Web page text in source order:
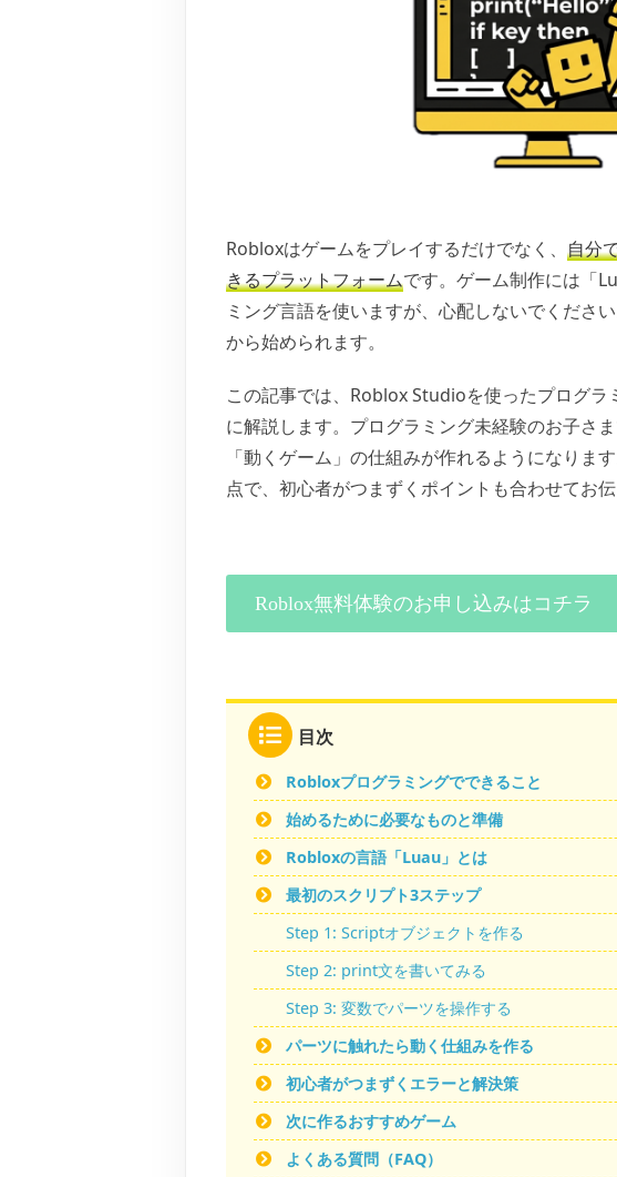
Robloxはゲームをプレイするだけでなく、 自分
きるプラットフォームです。ゲーム制作には「
ミング言語を使いますが、心配しないでくださ
から始められます。
この記事では、Roblox Studioを使ったプログラ
に解説します。プログラミング未経験のお子さ
「動くゲーム」の仕組みが作れるようになりま
点で、初心者がつまずくポイントも合わせてお伝
Roblox無料体験のお申し込みはコチラ
目次
Robloxプログラミングでできること
始めるために必要なものと準備
Robloxの言語「Luau」とは
最初のスクリプト3ステップ
Step 1: Scriptオブジェクトを作る
Step 2: print文を書いてみる
Step 3: 変数でパーツを操作する
パーツに触れたら動く仕組みを作る
初心者がつまずくエラーと解決策
次に作るおすすめゲーム
よくある質問（FAQ）